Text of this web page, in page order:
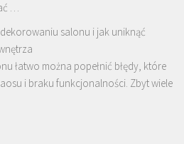
…
dekorowaniu salonu i jak uniknąć
łatwo można popełnić błędy, które
i braku funkcjonalności. Zbyt wiele